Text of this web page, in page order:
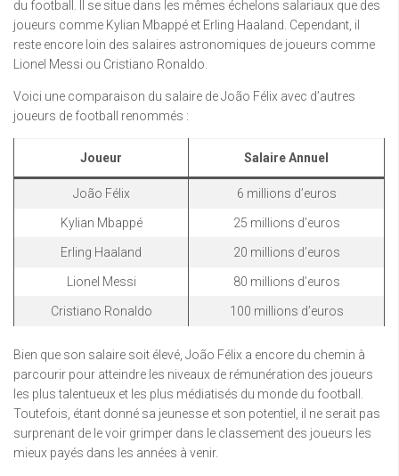
du football. Il se situe dans les mêmes échelons salariaux que des
joueurs comme Kylian Mbappé et Erling Haaland. Cependant, il
reste encore loin des salaires astronomiques de joueurs comme
Lionel Messi ou Cristiano Ronaldo.
Voici une comparaison du salaire de João Félix avec d’autres
joueurs de football renommés :
Joueur Salaire Annuel
João Félix 6 millions d’euros
Kylian Mbappé 25 millions d’euros
Erling Haaland 20 millions d’euros
Lionel Messi 80 millions d’euros
Cristiano Ronaldo 100 millions d’euros
Bien que son salaire soit élevé, João Félix a encore du chemin à
parcourir pour atteindre les niveaux de rémunération des joueurs
les plus talentueux et les plus médiatisés du monde du football.
Toutefois, étant donné sa jeunesse et son potentiel, il ne serait pas
surprenant de le voir grimper dans le classement des joueurs les
mieux payés dans les années à venir.